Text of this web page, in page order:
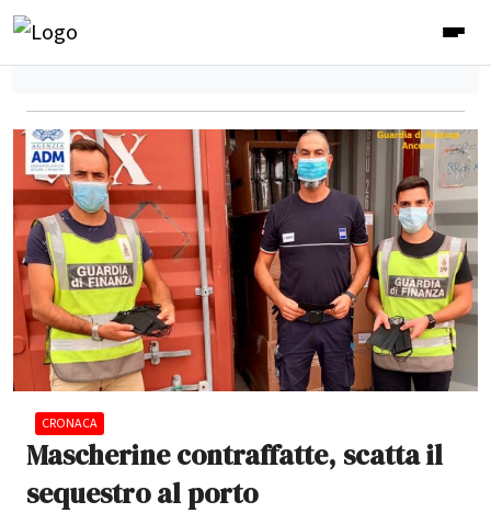
CRONACA
Mascherine contraffatte, scatta il
sequestro al porto